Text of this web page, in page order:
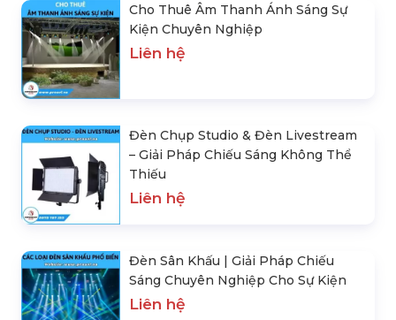
Cho Thuê Âm Thanh Ánh Sáng Sự
Kiện Chuyên Nghiệp
Liên hệ
Đèn Chụp Studio & Đèn Livestream
– Giải Pháp Chiếu Sáng Không Thể
Thiếu
Liên hệ
Đèn Sân Khấu | Giải Pháp Chiếu
Sáng Chuyên Nghiệp Cho Sự Kiện
Liên hệ